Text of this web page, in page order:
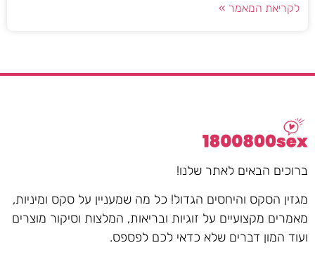
לקריאת המאמר »
ברוכים הבאים לאתר שלנו!
מגזין הסקס והיחסים הגדול! כל מה שמעניין על סקס ומיניות,
מאמרים מקצועיים על זוגיות ובריאות, המלצות וסיקור מוצרים
ועוד המון דברים שלא כדאי לכם לפספס.